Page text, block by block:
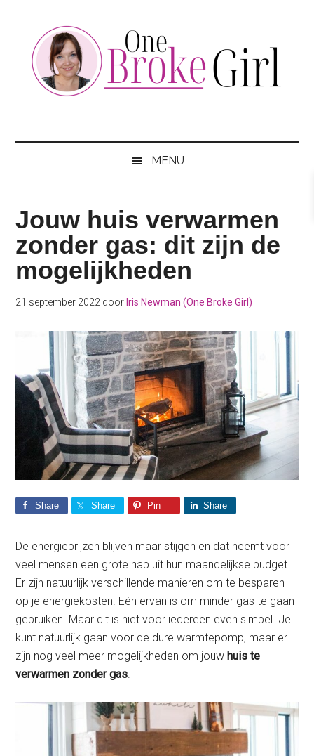
content
secondary
MENU
Jouw huis verwarmen
zonder gas: dit zijn de
mogelijkheden
21 september 2022 door Iris Newman (One Broke Girl)
Share Share Pin Share
De energieprijzen blijven maar stijgen en dat neemt voor
veel mensen een grote hap uit hun maandelijkse budget.
Er zijn natuurlijk verschillende manieren om te besparen
op je energiekosten. Eén ervan is om minder gas te gaan
gebruiken. Maar dit is niet voor iedereen even simpel. Je
kunt natuurlijk gaan voor de dure warmtepomp, maar er
zijn nog veel meer mogelijkheden om jouw huis te
verwarmen zonder gas.